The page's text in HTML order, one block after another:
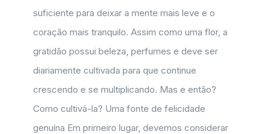
suficiente para deixar a mente mais leve e o
coração mais tranquilo. Assim como uma flor, a
gratidão possui beleza, perfumes e deve ser
diariamente cultivada para que continue
crescendo e se multiplicando. Mas e então?
Como cultivá-la? Uma fonte de felicidade
genuína Em primeiro lugar, devemos considerar